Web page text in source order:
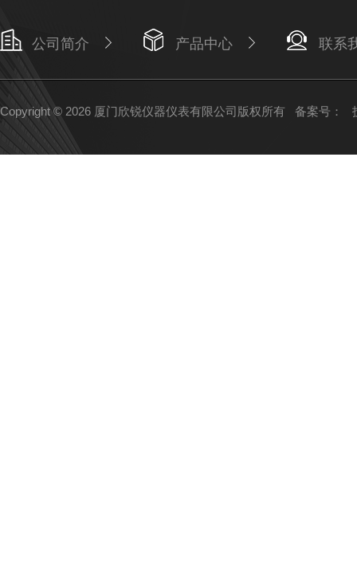
公司简介 产品中心 联系
Copyright © 2026 厦门欣锐仪器仪表有限公司版权所有 备案号：